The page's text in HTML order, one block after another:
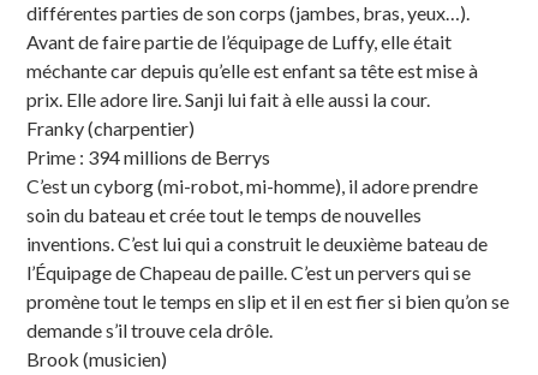
différentes parties de son corps (jambes, bras, yeux…).
Avant de faire partie de l’équipage de Luffy, elle était
méchante car depuis qu’elle est enfant sa tête est mise à
prix. Elle adore lire. Sanji lui fait à elle aussi la cour.
Franky (charpentier)
Prime : 394 millions de Berrys
C’est un cyborg (mi-robot, mi-homme), il adore prendre
soin du bateau et crée tout le temps de nouvelles
inventions. C’est lui qui a construit le deuxième bateau de
l’Équipage de Chapeau de paille. C’est un pervers qui se
promène tout le temps en slip et il en est fier si bien qu’on se
demande s’il trouve cela drôle.
Brook (musicien)